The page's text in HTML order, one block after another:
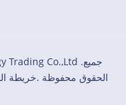
الحقوق محفوظة .خريطة